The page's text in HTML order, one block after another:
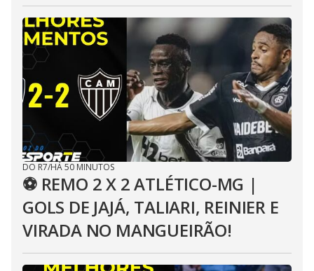
DO R7/HÁ 50 MINUTOS
⚽ REMO 2 X 2 ATLÉTICO-MG |
GOLS DE JAJÁ, TALIARI, REINIER E
VIRADA NO MANGUEIRÃO!